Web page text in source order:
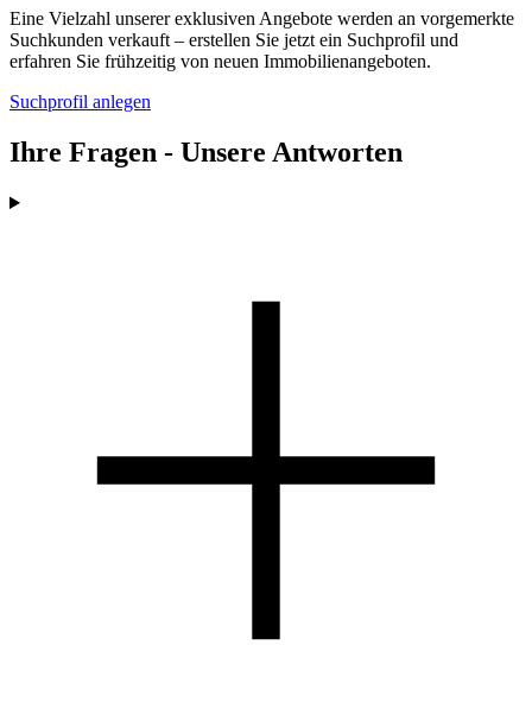
Eine Vielzahl unserer exklusiven Angebote werden an vorgemerkte
Suchkunden verkauft – erstellen Sie jetzt ein Suchprofil und
erfahren Sie frühzeitig von neuen Immobilienangeboten.
Suchprofil anlegen
Ihre Fragen - Unsere Antworten